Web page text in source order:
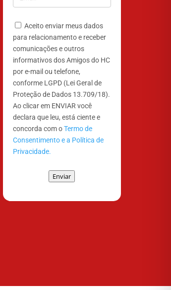
Aceito enviar meus dados
para relacionamento e receber
comunicações e outros
informativos dos Amigos do HC
por e-mail ou telefone,
conforme LGPD (Lei Geral de
Proteção de Dados 13.709/18).
Ao clicar em ENVIAR você
declara que leu, está ciente e
concorda com oTermo de
Consentimento e a Política de
Privacidade.
Enviar